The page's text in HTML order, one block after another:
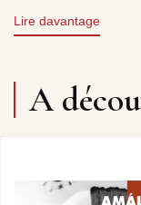
Portuguêsa, as
M.L. de Carvalho
25 April 1974: The
festive
lead Portugal to
Lire davantage
A